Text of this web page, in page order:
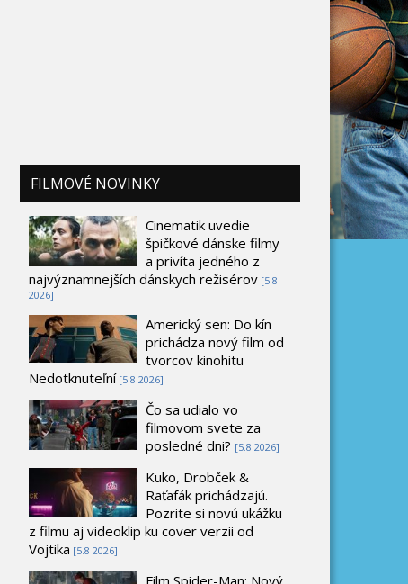
FILMOVÉ NOVINKY
Cinematik uvedie
špičkové dánske filmy
a privíta jedného z
najvýznamnejších dánskych režisérov [5.8
2026]
Americký sen: Do kín
prichádza nový film od
tvorcov kinohitu
Nedotknuteľní [5.8 2026]
Čo sa udialo vo
filmovom svete za
posledné dni? [5.8 2026]
Kuko, Drobček &
Raťafák prichádzajú.
Pozrite si novú ukážku
z filmu aj videoklip ku cover verzii od
Vojtika [5.8 2026]
Film Spider-Man: Nový